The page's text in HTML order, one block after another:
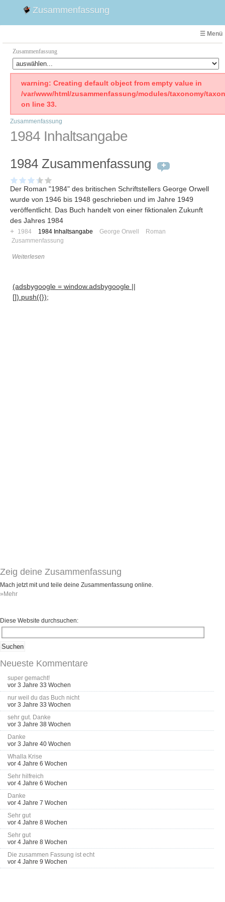
Zusammenfassung
☰ Menü
Zusammenfassung
Faust
Willhelm Tell
Emilia Galotti
1. Weltkrieg Zusammenfassung
Weimarer Republik
Die Räuber
Maria Stuart
warning: Creating default object from empty value in
/var/www/html/zusammenfassung/modules/taxonomy/
on line 33.
Zusammenfassung
1984 Inhaltsangabe
1984 Zusammenfassung
Der Roman "1984" des britischen Schriftstellers George Orwell
wurde von 1946 bis 1948 geschrieben und im Jahre 1949
veröffentlicht. Das Buch handelt von einer fiktionalen Zukunft
des Jahres 1984
+ 1984 1984 Inhaltsangabe George Orwell
Roman
Zusammenfassung
Weiterlesen
(adsbygoogle = window.adsbygoogle ||
[]).push({});
Zeig deine Zusammenfassung
Mach jetzt mit und teile deine Zusammenfassung online.
»Mehr
Diese Website durchsuchen:
Neueste Kommentare
super gemacht!
vor 3 Jahre 33 Wochen
nur weil du das Buch nicht
vor 3 Jahre 33 Wochen
sehr gut. Danke
vor 3 Jahre 38 Wochen
Danke
vor 3 Jahre 40 Wochen
Whalla Krise
vor 4 Jahre 6 Wochen
Sehr hilfreich
vor 4 Jahre 6 Wochen
Danke
vor 4 Jahre 7 Wochen
Sehr gut
vor 4 Jahre 8 Wochen
Sehr gut
vor 4 Jahre 8 Wochen
Die zusammen Fassung ist echt
vor 4 Jahre 9 Wochen